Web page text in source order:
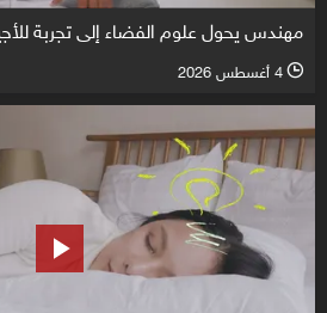
مهندس يحول علوم الفضاء إلى تجربة
l 4 أغسطس 2026